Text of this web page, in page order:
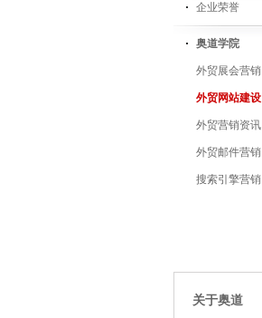
企业荣誉
奥道学院
外贸展会营销
外贸网站建设
外贸营销资讯
外贸邮件营销
搜索引擎营销
关于奥道